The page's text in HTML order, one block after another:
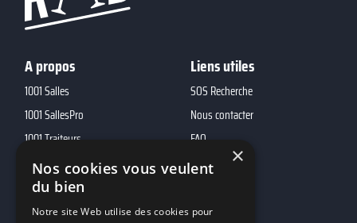
A propos
1001 Salles
1001 SallesPro
1001 Traiteurs
1001 DJ
10h01
MP2
Liens utiles
SOS Recherche
Nous contacter
FAQ
×
Nos cookies vous veulent
du bien
Notre site Web utilise des cookies pour